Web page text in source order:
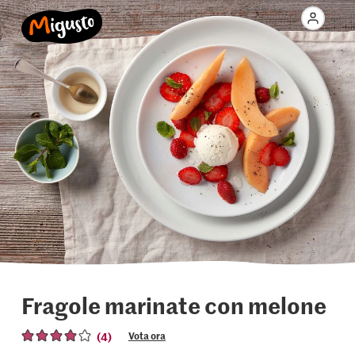
Fragole marinate con melone
(4) Vota ora